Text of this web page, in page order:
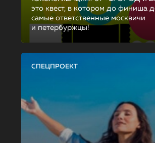
это квест, в котором до финиша
самые ответственные москвичи
и петербуржцы!
СПЕЦПРОЕКТ